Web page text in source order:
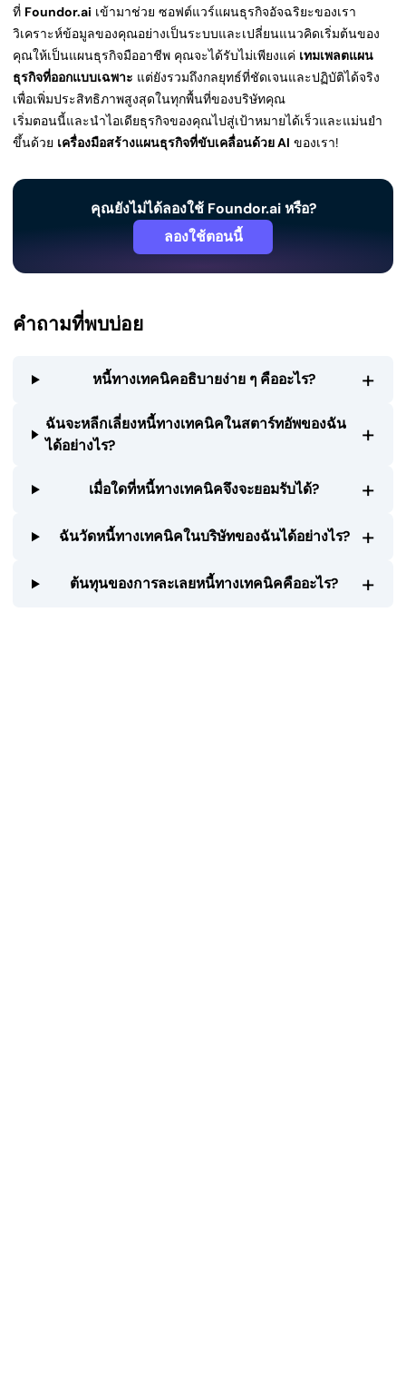
ที่ Foundor.ai เข้ามาช่วย ซอฟต์แวร์แผนธุรกิจอัจฉริยะของเรา
วิเคราะห์ข้อมูลของคุณอย่างเป็นระบบและเปลี่ยนแนวคิดเริ่มต้นของ
คุณให้เป็นแผนธุรกิจมืออาชีพ คุณจะได้รับไม่เพียงแค่ เทมเพลตแผน
ธุรกิจที่ออกแบบเฉพาะ แต่ยังรวมถึงกลยุทธ์ที่ชัดเจนและปฏิบัติได้จริง
เพื่อเพิ่มประสิทธิภาพสูงสุดในทุกพื้นที่ของบริษัทคุณ
เริ่มตอนนี้และนำไอเดียธุรกิจของคุณไปสู่เป้าหมายได้เร็วและแม่นยำ
ขึ้นด้วย เครื่องมือสร้างแผนธุรกิจที่ขับเคลื่อนด้วย AI ของเรา!
คุณยังไม่ได้ลองใช้ Foundor.ai หรือ?
ลองใช้ตอนนี้
คำถามที่พบบ่อย
หนี้ทางเทคนิคอธิบายง่าย ๆ คืออะไร? +
ฉันจะหลีกเลี่ยงหนี้ทางเทคนิคในสตาร์ทอัพของฉัน
ได้อย่างไร?
+
เมื่อใดที่หนี้ทางเทคนิคจึงจะยอมรับได้? +
ฉันวัดหนี้ทางเทคนิคในบริษัทของฉันได้อย่างไร? +
ต้นทุนของการละเลยหนี้ทางเทคนิคคืออะไร? +